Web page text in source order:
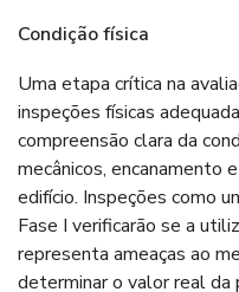
Condição física
Uma etapa crítica na
inspeções físicas
compreensão clara da
mecânicos, encanamento
edifício. Inspeções como
Fase I verificarão se a
representa ameaças ao
determinar o valor real